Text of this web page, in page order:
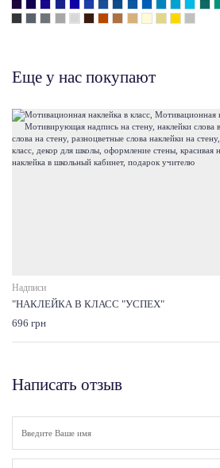
Еще у нас покупают
Надписи
"НАКЛЕЙКА В КЛАСС "УСПЕХ"
696 грн
Написать отзыв